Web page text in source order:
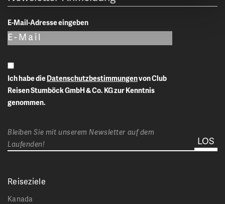
E-Mail-Adresse eingeben
Ich habe dieDatenschutzbestimmungen
Reisen Stumböck GmbH & Co. KG zur Kenntnis
genommen.
Bleiben Sie mit unserem Newsletter auf dem
Laufenden!
Reiseziele
Kanada